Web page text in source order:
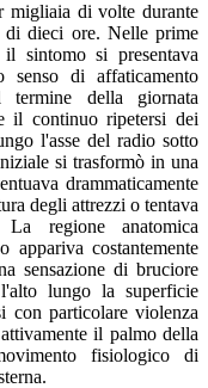
migliaia di volte durante
dieci ore. Nelle prime
sintomo si presentava
senso di affaticamento
della giornata
il continuo ripetersi dei
l'asse del radio sotto
si trasformò in una
drammaticamente
degli attrezzi o tentava
regione anatomica
appariva costantemente
sensazione di bruciore
lungo la superficie
con particolare violenza
il palmo della
fisiologico di